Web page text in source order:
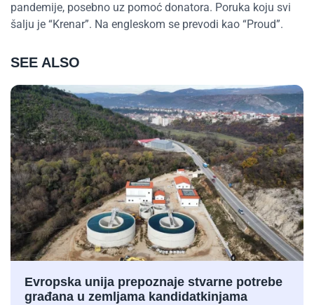
pandemije, posebno uz pomoć donatora. Poruka koju svi
šalju je “Krenar”. Na engleskom se prevodi kao “Proud”.
SEE ALSO
Evropska unija prepoznaje stvarne potrebe
građana u zemljama kandidatkinjama